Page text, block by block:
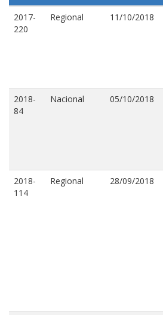
2017-
220
Regional 11/10/2018
2018-
84
Nacional 05/10/2018
2018-
114
Regional 28/09/2018